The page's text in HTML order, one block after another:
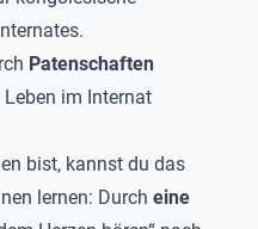
Patenschaften
im Internat
bist, kannst du das
lernen: Durch eine